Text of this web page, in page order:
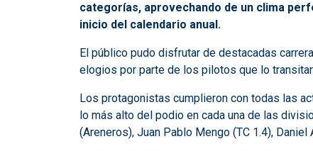
categorías, aprovechando de un clima
inicio del calendario anual.
El público pudo disfrutar de destacadas
elogios por parte de los pilotos que lo
Los protagonistas cumplieron con todas las
lo más alto del podio en cada una de las
(Areneros), Juan Pablo Mengo (TC 1.4),